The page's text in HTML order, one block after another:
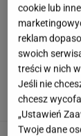
cookie lub
reklam
swoich
treści w nich
Jeśli nie
chcesz
„Ustawień
Twoje dane